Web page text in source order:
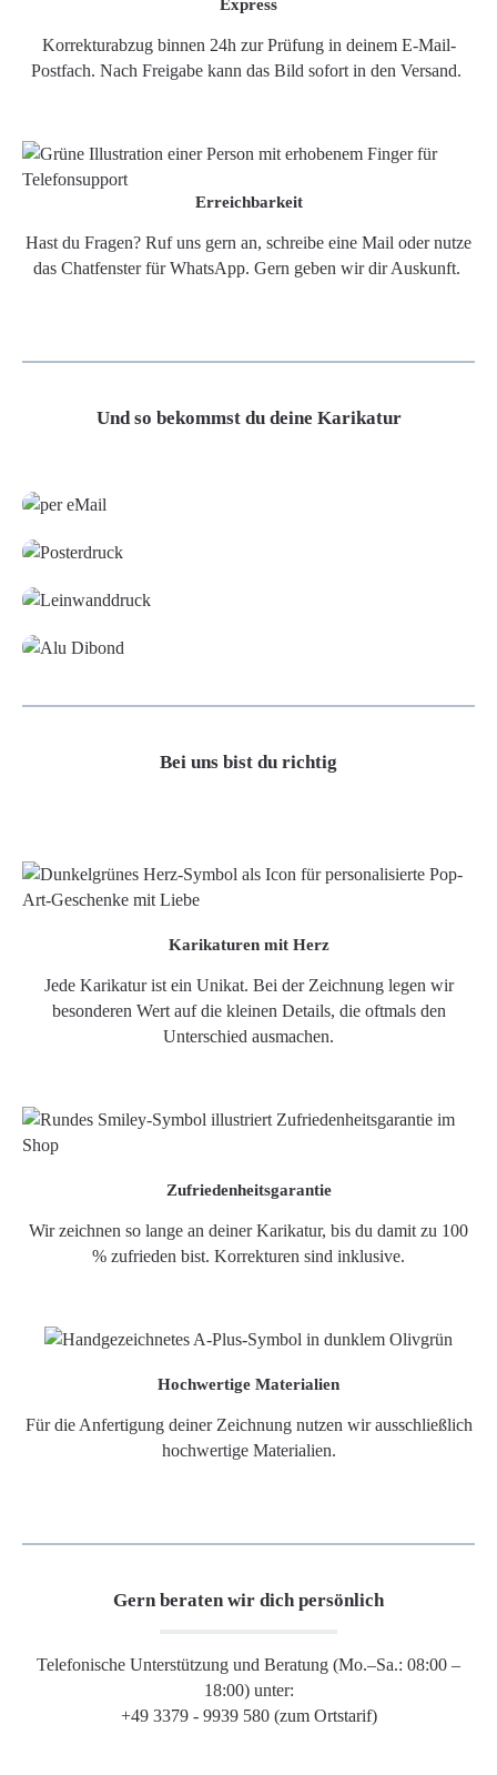
Express
Korrekturabzug binnen 24h zur Prüfung in deinem E-Mail-
Postfach. Nach Freigabe kann das Bild sofort in den Versand.
Erreichbarkeit
Hast du Fragen? Ruf uns gern an, schreibe eine Mail oder nutze
das Chatfenster für WhatsApp. Gern geben wir dir Auskunft.
Und so bekommst du deine Karikatur
Bei uns bist du richtig
Karikaturen mit Herz
Jede Karikatur ist ein Unikat. Bei der Zeichnung legen wir
besonderen Wert auf die kleinen Details, die oftmals den
Unterschied ausmachen.
Zufriedenheitsgarantie
Wir zeichnen so lange an deiner Karikatur, bis du damit zu 100
% zufrieden bist. Korrekturen sind inklusive.
Hochwertige Materialien
Für die Anfertigung deiner Zeichnung nutzen wir ausschließlich
hochwertige Materialien.
Gern beraten wir dich persönlich
Telefonische Unterstützung und Beratung (Mo.–Sa.: 08:00 –
18:00) unter:
+49 3379 - 9939 580 (zum Ortstarif)